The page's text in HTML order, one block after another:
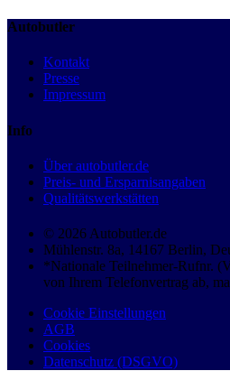
Autobutler
Kontakt
Presse
Impressum
Info
Über autobutler.de
Preis- und Ersparnisangaben
Qualitätswerkstätten
© 2026 Autobutler.de
Mühlenstr. 8a, 14167 Berlin,
*Nationale Teilnehmer-Rufnr.
von Ihrem Telefonvertrag ab,
Cookie Einstellungen
AGB
Cookies
Datenschutz (DSGVO)